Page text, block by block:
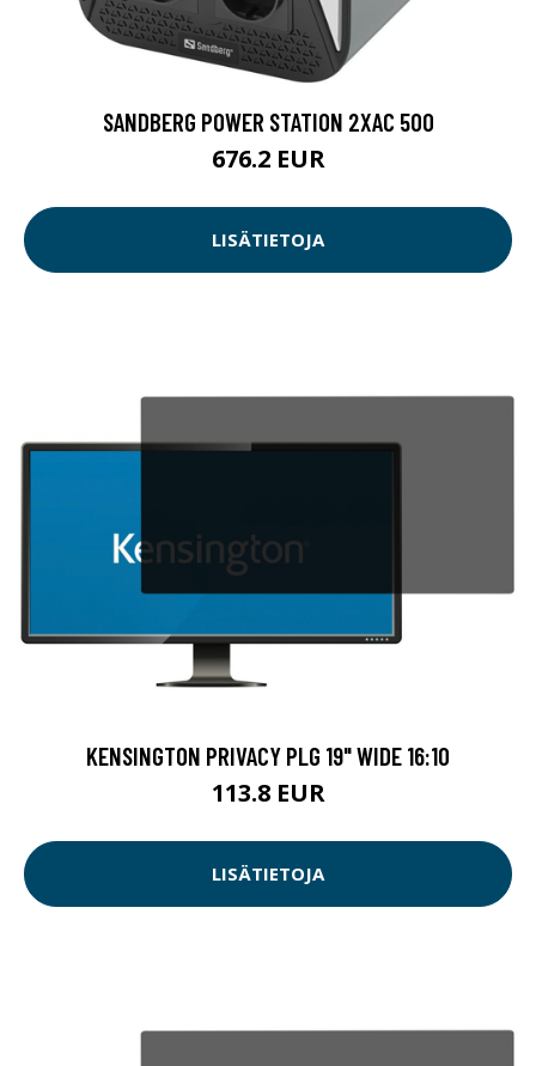
SANDBERG POWER STATION 2XAC 500
676.2 EUR
LISÄTIETOJA
KENSINGTON PRIVACY PLG 19" WIDE 16:10
113.8 EUR
LISÄTIETOJA